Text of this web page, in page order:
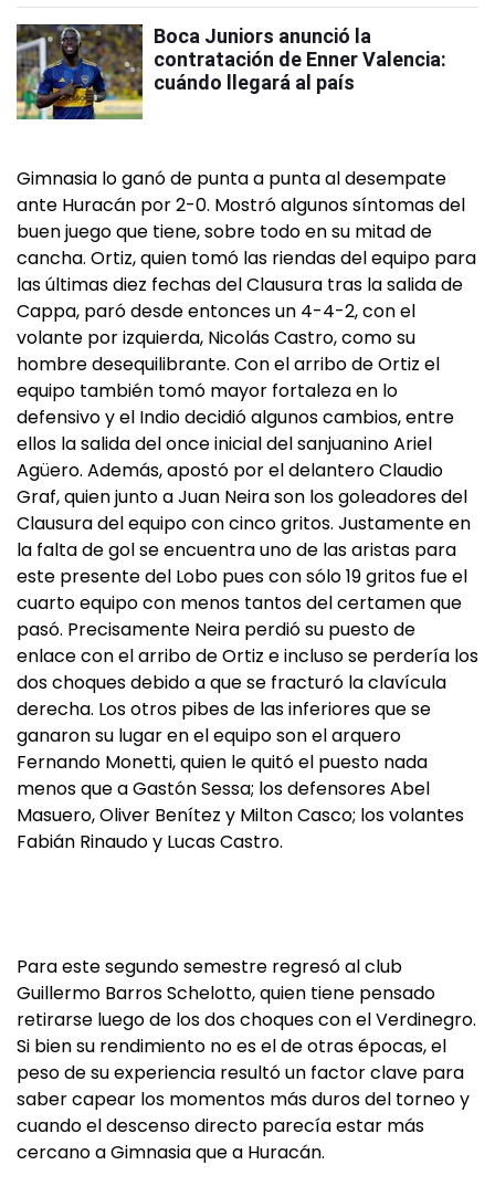
Boca Juniors anunció la
contratación de Enner Valencia:
cuándo llegará al país
Gimnasia lo ganó de punta a punta al desempate
ante Huracán por 2-0. Mostró algunos síntomas del
buen juego que tiene, sobre todo en su mitad de
cancha. Ortiz, quien tomó las riendas del equipo para
las últimas diez fechas del Clausura tras la salida de
Cappa, paró desde entonces un 4-4-2, con el
volante por izquierda, Nicolás Castro, como su
hombre desequilibrante. Con el arribo de Ortiz el
equipo también tomó mayor fortaleza en lo
defensivo y el Indio decidió algunos cambios, entre
ellos la salida del once inicial del sanjuanino Ariel
Agüero. Además, apostó por el delantero Claudio
Graf, quien junto a Juan Neira son los goleadores del
Clausura del equipo con cinco gritos. Justamente en
la falta de gol se encuentra uno de las aristas para
este presente del Lobo pues con sólo 19 gritos fue el
cuarto equipo con menos tantos del certamen que
pasó. Precisamente Neira perdió su puesto de
enlace con el arribo de Ortiz e incluso se perdería los
dos choques debido a que se fracturó la clavícula
derecha. Los otros pibes de las inferiores que se
ganaron su lugar en el equipo son el arquero
Fernando Monetti, quien le quitó el puesto nada
menos que a Gastón Sessa; los defensores Abel
Masuero, Oliver Benítez y Milton Casco; los volantes
Fabián Rinaudo y Lucas Castro.
Para este segundo semestre regresó al club
Guillermo Barros Schelotto, quien tiene pensado
retirarse luego de los dos choques con el Verdinegro.
Si bien su rendimiento no es el de otras épocas, el
peso de su experiencia resultó un factor clave para
saber capear los momentos más duros del torneo y
cuando el descenso directo parecía estar más
cercano a Gimnasia que a Huracán.